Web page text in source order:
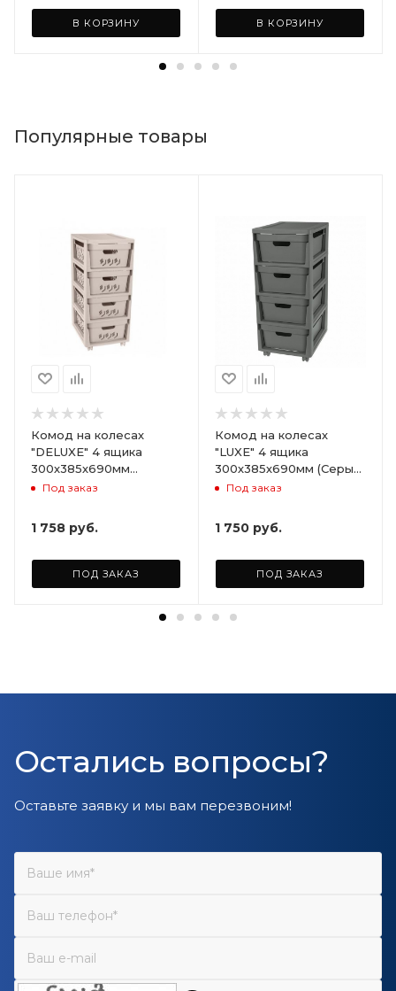
В КОРЗИНУ В КОРЗИНУ
Популярные товары
Комод на колесах
"DELUXE" 4 ящика
300х385х690мм
(Светло-бежевый)
Под заказ
1 758 руб.
ПОД ЗАКАЗ
Комод на колесах
"LUXE" 4 ящика
300х385х690мм (Серый)
ARD258086
Под заказ
1 750 руб.
ПОД ЗАКАЗ
Остались вопросы?
Оставьте заявку и мы вам перезвоним!